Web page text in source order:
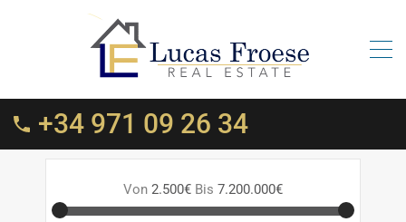
+34 971 09 26 34
Von 2.500€ Bis 7.200.000€